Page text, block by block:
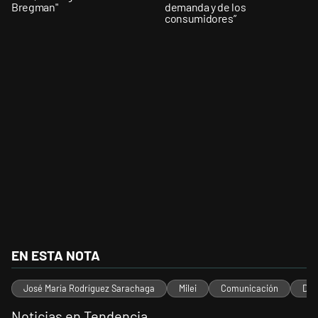
Bregman"
demanda y de los
consumidores”
EN ESTA NOTA
José María Rodríguez Sarachaga Milei Comunicación